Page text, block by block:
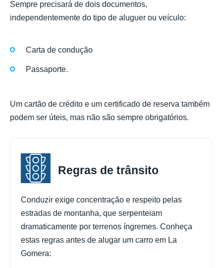
Sempre precisará de dois documentos,
independentemente do tipo de aluguer ou veículo:
Carta de condução
Passaporte.
Um cartão de crédito e um certificado de reserva também
podem ser úteis, mas não são sempre obrigatórios.
Regras de trânsito
Conduzir exige concentração e respeito pelas
estradas de montanha, que serpenteiam
dramaticamente por terrenos íngremes. Conheça
estas regras antes de alugar um carro em La
Gomera: